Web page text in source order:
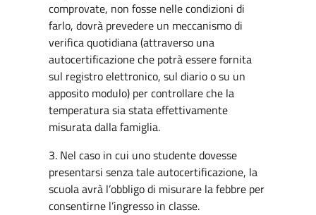
comprovate, non fosse nelle condizioni di
farlo, dovrà prevedere un meccanismo di
verifica quotidiana (attraverso una
autocertificazione che potrà essere fornita
sul registro elettronico, sul diario o su un
apposito modulo) per controllare che la
temperatura sia stata effettivamente
misurata dalla famiglia.
3. Nel caso in cui uno studente dovesse
presentarsi senza tale autocertificazione, la
scuola avrà l’obbligo di misurare la febbre per
consentirne l’ingresso in classe.